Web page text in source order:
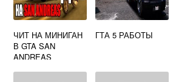
ЧИТ НА МИНИГАН
В GTA SAN
ANDREAS
ГТА 5 РАБОТЫ